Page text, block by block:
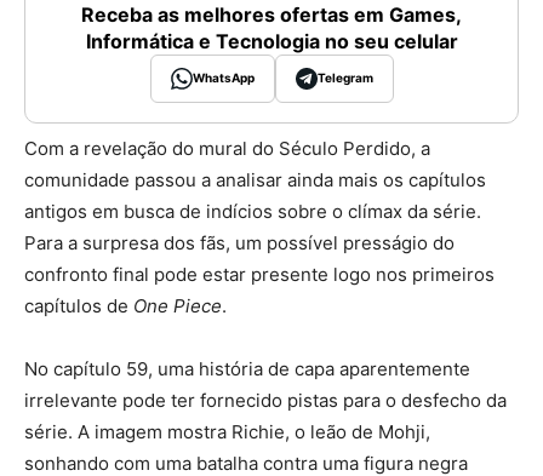
Receba as melhores ofertas em Games,
Informática e Tecnologia no seu celular
WhatsApp Telegram
Com a revelação do mural do Século Perdido, a
comunidade passou a analisar ainda mais os capítulos
antigos em busca de indícios sobre o clímax da série.
Para a surpresa dos fãs, um possível presságio do
confronto final pode estar presente logo nos primeiros
capítulos de One Piece.
No capítulo 59, uma história de capa aparentemente
irrelevante pode ter fornecido pistas para o desfecho da
série. A imagem mostra Richie, o leão de Mohji,
sonhando com uma batalha contra uma figura negra